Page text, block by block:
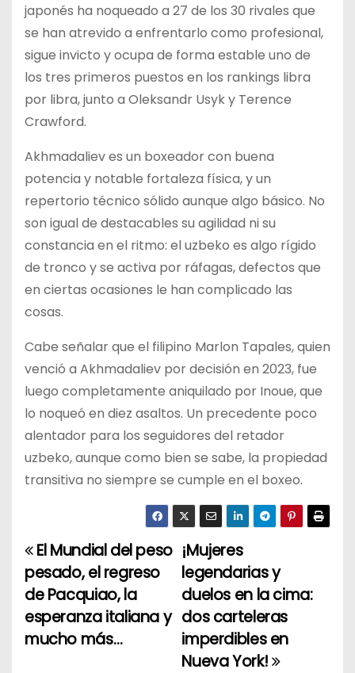
japonés ha noqueado a 27 de los 30 rivales que
se han atrevido a enfrentarlo como profesional,
sigue invicto y ocupa de forma estable uno de
los tres primeros puestos en los rankings libra
por libra, junto a Oleksandr Usyk y Terence
Crawford.
Akhmadaliev es un boxeador con buena
potencia y notable fortaleza física, y un
repertorio técnico sólido aunque algo básico. No
son igual de destacables su agilidad ni su
constancia en el ritmo: el uzbeko es algo rígido
de tronco y se activa por ráfagas, defectos que
en ciertas ocasiones le han complicado las
cosas.
Cabe señalar que el filipino Marlon Tapales, quien
venció a Akhmadaliev por decisión en 2023, fue
luego completamente aniquilado por Inoue, que
lo noqueó en diez asaltos. Un precedente poco
alentador para los seguidores del retador
uzbeko, aunque como bien se sabe, la propiedad
transitiva no siempre se cumple en el boxeo.
N
a
v
¡Mujeres
legendarias y
duelos en la cima:
dos carteleras
imperdibles en
Nueva York!
El Mundial del peso
pesado, el regreso
de Pacquiao, la
esperanza italiana y
mucho más…